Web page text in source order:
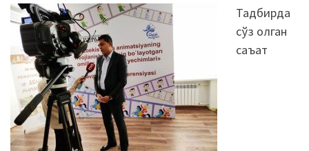
Тадбирда
сўз олган
саъат